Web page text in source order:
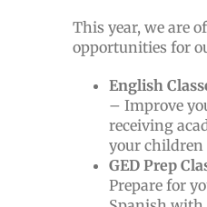
This year, we are
opportunities for
English
– Improve
receiving
your children
GED Prep
Prepare for